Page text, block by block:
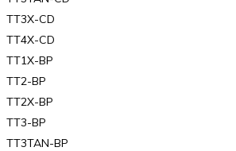
TT3X-CD
TT4X-CD
TT1X-BP
TT2-BP
TT2X-BP
TT3-BP
TT3TAN-BP